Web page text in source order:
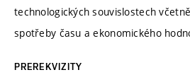
technologických souvislostech
spotřeby času a ekonomického
PREREKVIZITY